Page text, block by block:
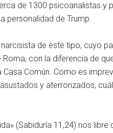
de 1300 psicoanalistas y
personalidad de Trump.
de este tipo, cuyo
con la diferencia de
Común. Como es
y aterrorizados,
(Sabiduría 11,24) nos libre